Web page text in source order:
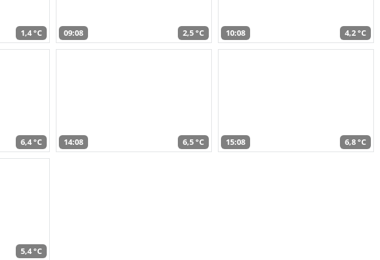
1,4 °C 09:08 2,5 °C 10:08 4,2 °C
6,4 °C 14:08 6,5 °C 15:08 6,8 °C
5,4 °C